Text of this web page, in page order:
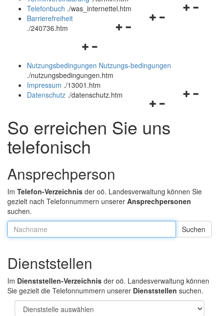
Navigationsmenü
Telefonbuch ./was_internettel.htm
Navigationsmenü
Barrierefreiheit
./240736.htm
Navigationsmenü
und
schließen
Nutzungsbedingungen Nutzungs-bedingungen
./nutzungsbedingungen.htm
Impressum ./13001.htm
Navigationsmenü
und
schließen
Datenschutz ./datenschutz.htm
So erreichen Sie uns
telefonisch
Ansprechperson
Im Telefon-Verzeichnis der oö. Landesverwaltung können Sie
gezielt nach Telefonnummern unserer Ansprechpersonen
suchen.
Nachname:
Dienststellen
Im Dienststellen-Verzeichnis der oö. Landesverwaltung können
Sie gezielt die Telefonnummern unserer Dienststellen suchen.